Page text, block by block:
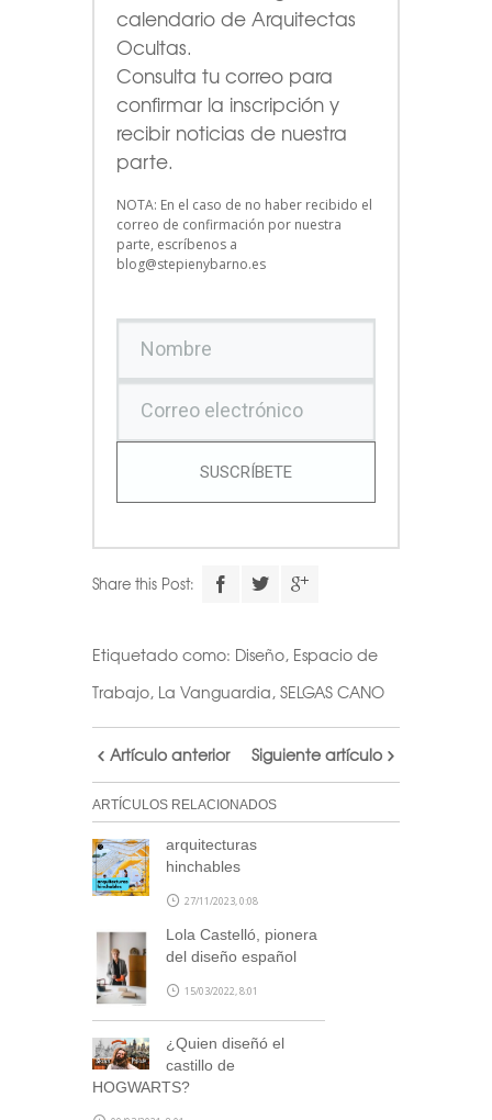
calendario de Arquitectas
Ocultas.
Consulta tu correo para
confirmar la inscripción y
recibir noticias de nuestra
parte.
NOTA: En el caso de no haber recibido el
correo de confirmación por nuestra
parte, escríbenos a
blog@stepienybarno.es
SUSCRÍBETE
Share this Post:
Etiquetado como: Diseño, Espacio de
Trabajo, La Vanguardia, SELGAS CANO
Artículo anterior Siguiente artículo
ARTÍCULOS RELACIONADOS
arquitecturas
hinchables
27/11/2023, 0:08
Lola Castelló, pionera
del diseño español
15/03/2022, 8:01
¿Quien diseñó el
castillo de
HOGWARTS?